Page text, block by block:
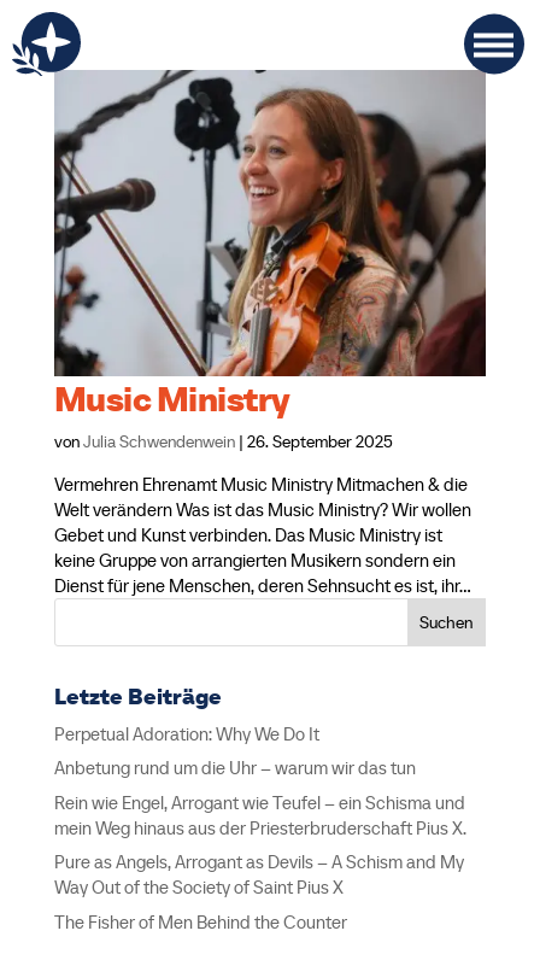
Music Ministry
vonJulia Schwendenwein| 26. September 2025
Vermehren Ehrenamt Music Ministry Mitmachen & die
Welt verändern Was ist das Music Ministry? Wir wollen
Gebet und Kunst verbinden. Das Music Ministry ist
keine Gruppe von arrangierten Musikern sondern ein
Dienst für jene Menschen, deren Sehnsucht es ist, ihr...
Suchen
Letzte Beiträge
Perpetual Adoration: Why We Do It
Anbetung rund um die Uhr – warum wir das tun
Rein wie Engel, Arrogant wie Teufel – ein Schisma und
mein Weg hinaus aus der Priesterbruderschaft Pius X.
Pure as Angels, Arrogant as Devils – A Schism and My
Way Out of the Society of Saint Pius X
The Fisher of Men Behind the Counter